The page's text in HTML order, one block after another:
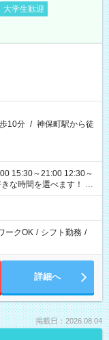
大学生歓迎
10分 / 神保町駅から徒
15:30～21:00 12:30～
ークOK / シフト勤務 /
詳細へ
掲載日：2026.08.04